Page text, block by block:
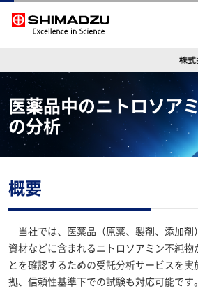
医薬品中のニトロソア
の分析
概要
当社では、医薬品（原薬、製剤、添加剤
資材などに含まれるニトロソアミン不純物
とを確認するための受託分析サービスを実
拠、信頼性基準下での試験も対応可能です。